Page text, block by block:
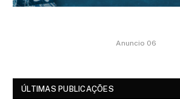
Anuncio 06
ÚLTIMAS PUBLICAÇÕES